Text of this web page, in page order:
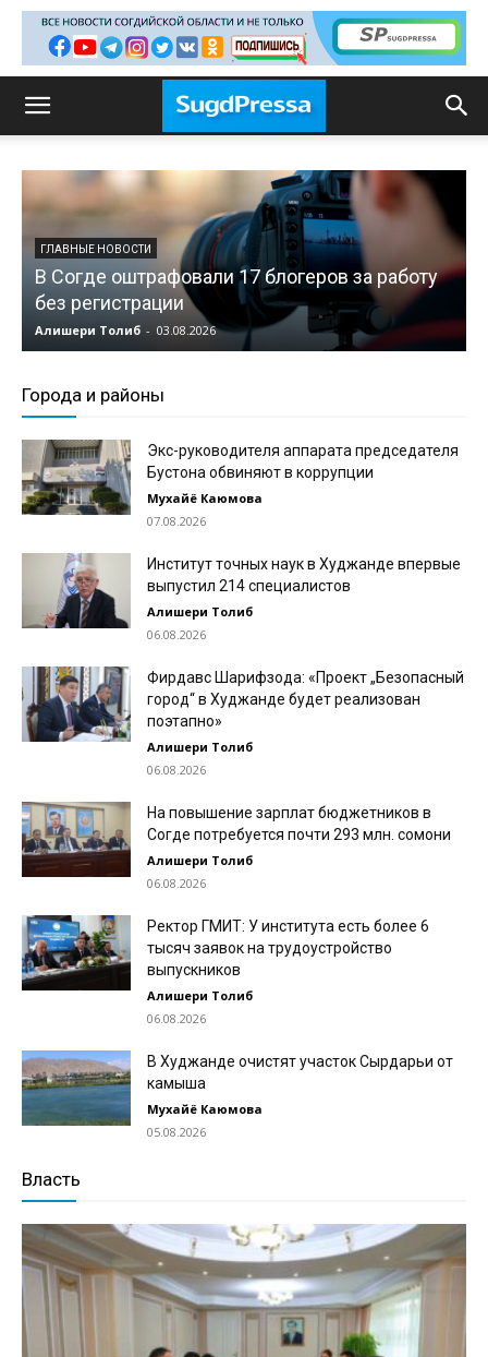
ГЛАВНЫЕ НОВОСТИ
В Согде оштрафовали 17 блогеров за работу
без регистрации
Алишери Толиб - 03.08.2026
Города и районы
Экс-руководителя аппарата председателя
Бустона обвиняют в коррупции
Мухайё Каюмова
07.08.2026
Институт точных наук в Худжанде впервые
выпустил 214 специалистов
Алишери Толиб
06.08.2026
Фирдавс Шарифзода: «Проект „Безопасный
город“ в Худжанде будет реализован
поэтапно»
Алишери Толиб
06.08.2026
На повышение зарплат бюджетников в
Согде потребуется почти 293 млн. сомони
Алишери Толиб
06.08.2026
Ректор ГМИТ: У института есть более 6
тысяч заявок на трудоустройство
выпускников
Алишери Толиб
06.08.2026
В Худжанде очистят участок Сырдарьи от
камыша
Мухайё Каюмова
05.08.2026
Власть